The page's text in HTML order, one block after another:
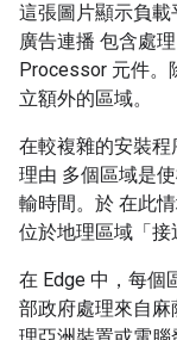
這張圖片顯示負載
廣告連播 包含處
Processor 元件。
立額外的區域。
在較複雜的安裝
理由 多個區域是
輸時間。於 在此
位於地理區域「
在 Edge 中，每個
部政府處理來自